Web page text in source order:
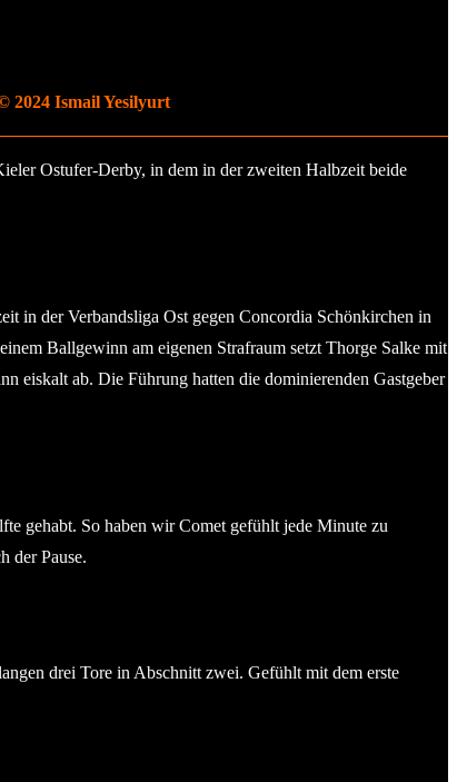
2024 Ismail Yesilyurt
Ostufer-Derby, in dem in der zweiten Halbzeit beide
in der Verbandsliga Ost gegen Concordia Schönkirchen in
Ballgewinn am eigenen Strafraum setzt Thorge Salke mit
eiskalt ab. Die Führung hatten die dominierenden Gastgeber
gehabt. So haben wir Comet gefühlt jede Minute zu
der Pause.
drei Tore in Abschnitt zwei. Gefühlt mit dem erste